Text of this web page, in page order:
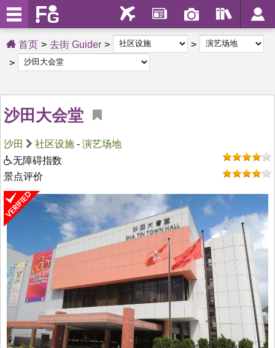
首页 去街 Guider
沙田大会堂
沙田 社区设施 - 演艺场地
无障碍指数
景点评价